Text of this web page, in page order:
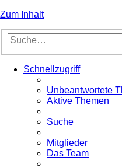
Zum Inhalt
Schnellzugriff
Unbeantwortete
Aktive Themen
Suche
Mitglieder
Das Team